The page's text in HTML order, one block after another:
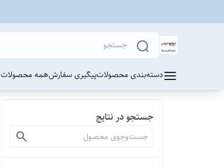
دسته‌بندی محصولاتپیگیری سفارشهمه محصولات
جستجو در نتایج